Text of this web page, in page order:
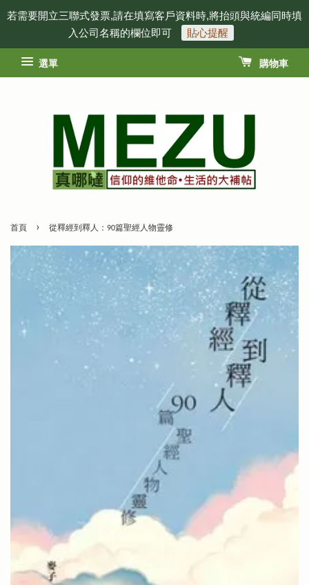
若需要開立三聯式發票,請在填寫客戶資料時,將抬頭與統編同時填
入公司名稱的欄位即可
貼心提醒
選單 購物車
首頁 › 從釋經到釋人：90篇聖經人物靈修